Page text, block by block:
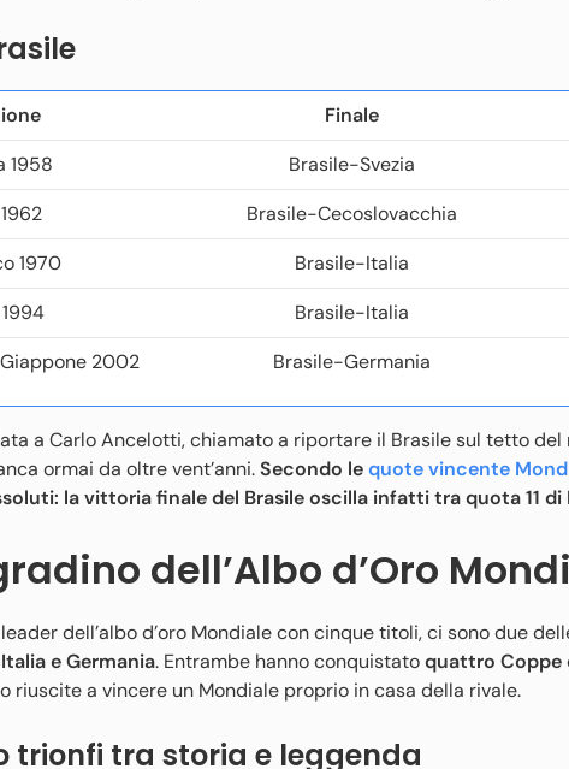
Finale
1958
Brasile-Svezia
Brasile-Cecoslovacchia
1970
Brasile-Italia
Brasile-Italia
2002
Brasile-Germania
a Carlo Ancelotti, chiamato a riportare il Brasile sul tetto
ormai da oltre vent’anni.Secondo lequote vincente
la vittoria finale del Brasile oscilla infatti tra quota 11 di
dell’Albo d’Oro
dell’albo d’oro Mondiale con cinque titoli, ci sono due
Italia e Germania. Entrambe hanno conquistatoquattro Coppe
riuscite a vincere un Mondiale proprio in casa della rivale.
trionfi tra storia e leggenda